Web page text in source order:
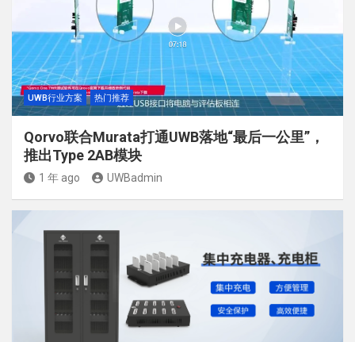
UWB行业方案 热门推荐
Qorvo联合Murata打通UWB落地“最后一公里”，
推出Type 2AB模块
1 年 ago UWBadmin